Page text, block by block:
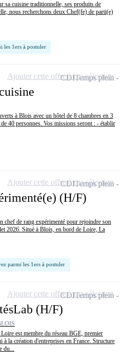
sa cuisine traditionnelle, ses produits de
nous recherchons deux Chef(fe) de parti(e)
les 1ers à postuler
à Blois avec un hôtel de 8 chambres en 3
40 personnes. Vos missions seront : - établir
CDITemps plein
Ajouter cette offre à ma sélection
(H/F)
chef de rang expérimenté pour rejoindre son
2026. Situé à Blois, en bord de Loire, La
parmi les 1ers à postuler
CDITemps plein
Ajouter cette offre à ma sélection
(H/F)
est membre du réseau BGE, premier
à la création d'entreprises en France. Structure
du...
CDITemps plein
Ajouter cette offre à ma sélection